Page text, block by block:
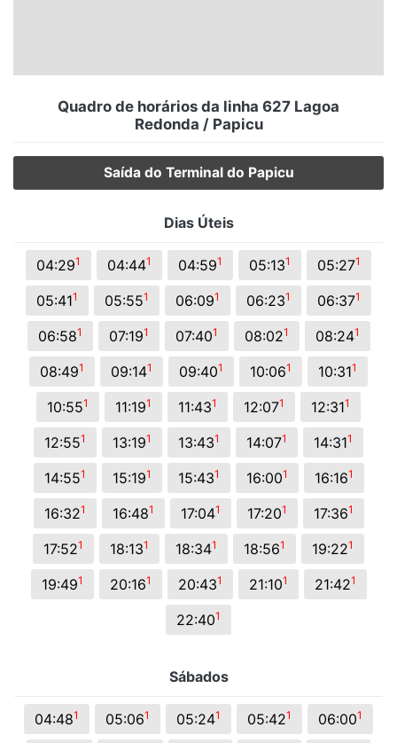
Quadro de horários da linha 627 Lagoa
Redonda / Papicu
Saída do Terminal do Papicu
Dias Úteis
04:291 04:441 04:591 05:131 05:271
05:411 05:551 06:091 06:231 06:371
06:581 07:191 07:401 08:021 08:241
08:491 09:141 09:401 10:061 10:311
10:551 11:191 11:431 12:071 12:311
12:551 13:191 13:431 14:071 14:311
14:551 15:191 15:431 16:001 16:161
16:321 16:481 17:041 17:201 17:361
17:521 18:131 18:341 18:561 19:221
19:491 20:161 20:431 21:101 21:421
22:401
Sábados
04:481 05:061 05:241 05:421 06:001